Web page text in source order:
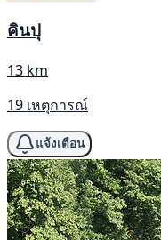
คินปุ
13 km
19 เหตุการณ์
แจ้งเตือน